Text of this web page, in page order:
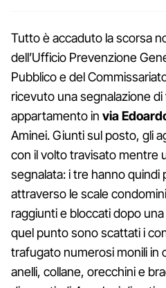
Tutto è accaduto la scorsa
dell’Ufficio Prevenzione
Pubblico e del
ricevuto una segnalazione
appartamento in via
Aminei. Giunti sul posto, gli
con il volto travisato mentre
segnalata: i tre hanno quindi
attraverso le scale
raggiunti e bloccati dopo
quel punto sono scattati i
trafugato numerosi monili in
anelli, collane, orecchini e